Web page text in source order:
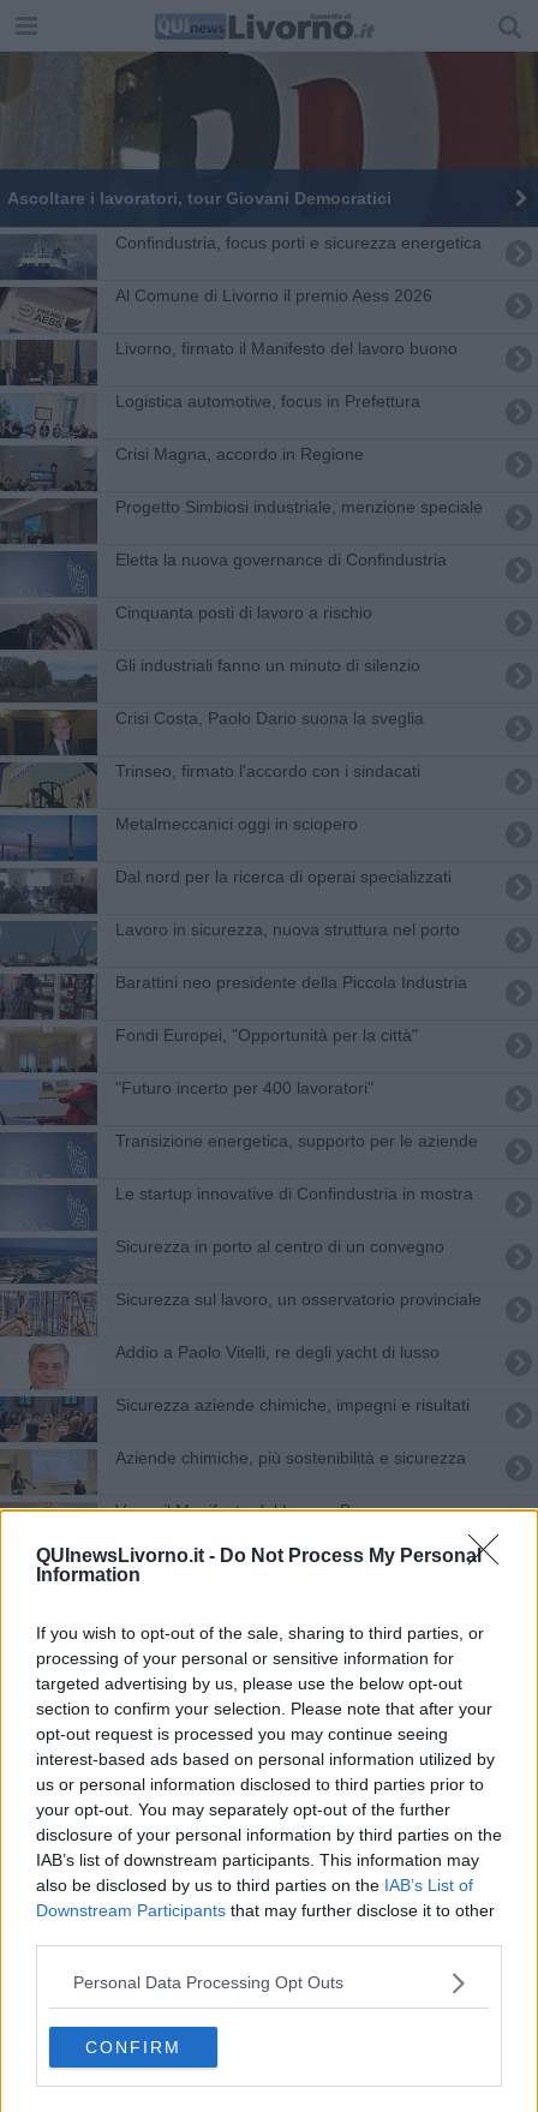
QUInewsLivorno.it - Do Not Process My Personal
Information
If you wish to opt-out of the sale, sharing to third parties, or
processing of your personal or sensitive information for
targeted advertising by us, please use the below opt-out
section to confirm your selection. Please note that after your
opt-out request is processed you may continue seeing
interest-based ads based on personal information utilized by
us or personal information disclosed to third parties prior to
your opt-out. You may separately opt-out of the further
disclosure of your personal information by third parties on the
IAB’s list of downstream participants. This information may
also be disclosed by us to third parties on the IAB’s List of
Downstream Participants that may further disclose it to other
Personal Data Processing Opt Outs
CONFIRM
Ascoltare i lavoratori, tour Giovani Democratici
Confindustria, focus porti e sicurezza energetica
Al Comune di Livorno il premio Aess 2026
Livorno, firmato il Manifesto del lavoro buono
Logistica automotive, focus in Prefettura
Crisi Magna, accordo in Regione
Progetto Simbiosi industriale, menzione speciale
Eletta la nuova governance di Confindustria
Cinquanta posti di lavoro a rischio
Gli industriali fanno un minuto di silenzio
Crisi Costa, Paolo Dario suona la sveglia
Trinseo, firmato l'accordo con i sindacati
Metalmeccanici oggi in sciopero
Dal nord per la ricerca di operai specializzati
Lavoro in sicurezza, nuova struttura nel porto
Barattini neo presidente della Piccola Industria
Fondi Europei, "Opportunità per la città"
"Futuro incerto per 400 lavoratori"
Transizione energetica, supporto per le aziende
Le startup innovative di Confindustria in mostra
Sicurezza in porto al centro di un convegno
Sicurezza sul lavoro, un osservatorio provinciale
Addio a Paolo Vitelli, re degli yacht di lusso
Sicurezza aziende chimiche, impegni e risultati
Aziende chimiche, più sostenibilità e sicurezza
Verso il Manifesto del Lavoro Buono
Ss1 Aurelia ancora interdetta ai mezzi pesanti
Grandi Molini, raggiunto l'accordo
Trinseo, lavoratori ancora in agitazione
Grandi Molini, lavoratori in presidio
Il patto per la formazione si rinnova e cresce
Sciopero porti, "chiarimenti non più rinviabili"
Infortuni in calo ma non nel tragitto casa-lavoro
Logistica e trasporti, si inizia dalla formazione
"Zona logistica semplificata per il rilancio"